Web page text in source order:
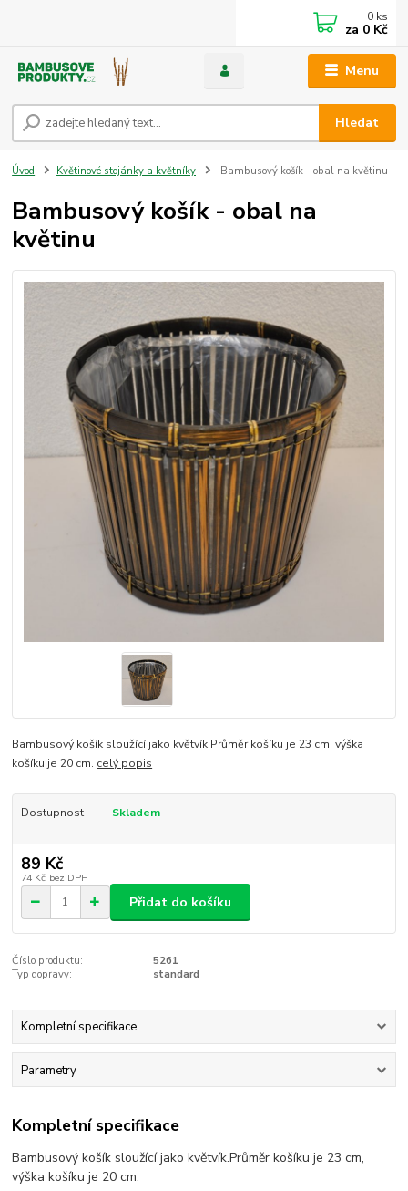
Menu
Hledat
0 ks
za 0 Kč
Úvod Květinové stojánky a květníky Bambusový košík - obal na květinu
Bambusový košík - obal na
květinu
Bambusový košík sloužící jako květvík.Průměr košíku je 23 cm, výška
košíku je 20 cm. celý popis
Dostupnost Skladem
89 Kč
74 Kč bez DPH
Přidat do košíku
Číslo produktu:
5261
Typ dopravy:
standard
Kompletní specifikace
Parametry
Kompletní specifikace
Bambusový košík sloužící jako květvík.Průměr košíku je 23 cm,
výška košíku je 20 cm.